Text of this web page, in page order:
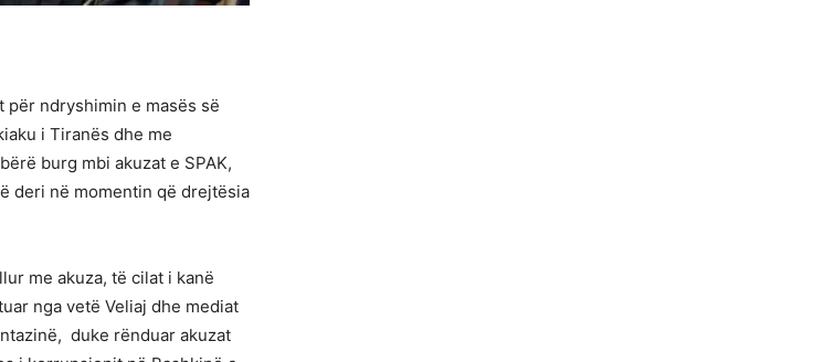
për ndryshimin e masës së
i Tiranës dhe me
burg mbi akuzat e SPAK,
deri në momentin që drejtësia
me akuza, të cilat i kanë
nga vetë Veliaj dhe mediat
duke rënduar akuzat